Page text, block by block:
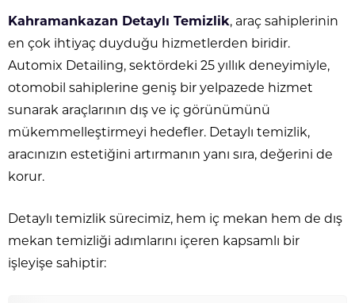
Kahramankazan Detaylı Temizlik, araç sahiplerinin
en çok ihtiyaç duyduğu hizmetlerden biridir.
Automix Detailing, sektördeki 25 yıllık deneyimiyle,
otomobil sahiplerine geniş bir yelpazede hizmet
sunarak araçlarının dış ve iç görünümünü
mükemmelleştirmeyi hedefler. Detaylı temizlik,
aracınızın estetiğini artırmanın yanı sıra, değerini de
korur.
Detaylı temizlik sürecimiz, hem iç mekan hem de dış
mekan temizliği adımlarını içeren kapsamlı bir
işleyişe sahiptir: